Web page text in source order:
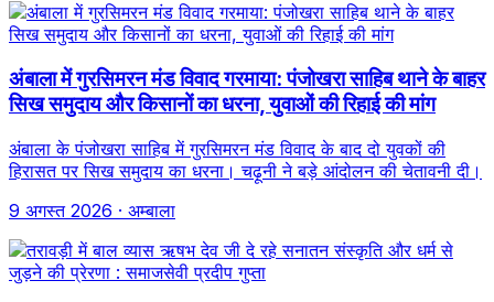
अंबाला में गुरसिमरन मंड विवाद गरमाया: पंजोखरा साहिब थाने के बाहर
सिख समुदाय और किसानों का धरना, युवाओं की रिहाई की मांग
अंबाला के पंजोखरा साहिब में गुरसिमरन मंड विवाद के बाद दो युवकों की
हिरासत पर सिख समुदाय का धरना। चढ़ूनी ने बड़े आंदोलन की चेतावनी दी।
9 अगस्त 2026 · अम्बाला